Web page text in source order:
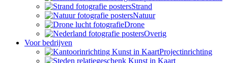
Strand
Natuur
Drone
Overig
Voor bedrijven
Projectinrichting